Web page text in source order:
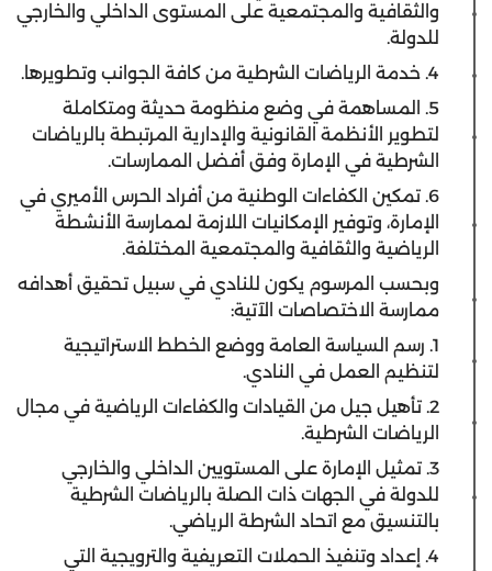
والثقافية والمجتمعية على المستوى الداخلي والخارجي
للدولة.
4. خدمة الرياضات الشرطية من كافة الجوانب وتطويرها.
5. المساهمة في وضع منظومة حديثة ومتكاملة
لتطوير الأنظمة القانونية والإدارية المرتبطة بالرياضات
الشرطية في الإمارة وفق أفضل الممارسات.
6. تمكين الكفاءات الوطنية من أفراد الحرس الأميري في
الإمارة، وتوفير الإمكانيات اللازمة لممارسة الأنشطة
الرياضية والثقافية والمجتمعية المختلفة.
وبحسب المرسوم يكون للنادي في سبيل تحقيق أهدافه
ممارسة الاختصاصات الآتية:
1. رسم السياسة العامة ووضع الخطط الاستراتيجية
لتنظيم العمل في النادي.
2. تأهيل جيل من القيادات والكفاءات الرياضية في مجال
الرياضات الشرطية.
3. تمثيل الإمارة على المستويين الداخلي والخارجي
للدولة في الجهات ذات الصلة بالرياضات الشرطية
بالتنسيق مع اتحاد الشرطة الرياضي.
4. إعداد وتنفيذ الحملات التعريفية والترويجية التي